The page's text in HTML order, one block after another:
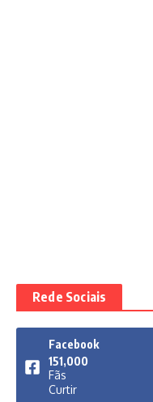
Rede Sociais
Facebook
151,000
Fãs
Curtir